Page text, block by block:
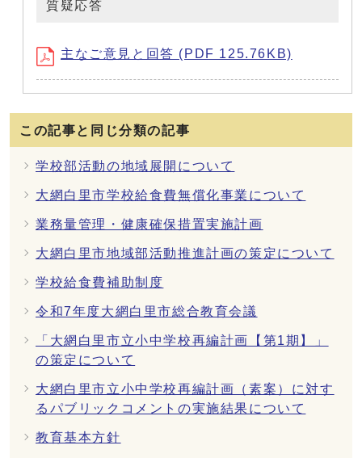
質疑応答
主なご意見と回答 (PDF 125.76KB)
この記事と同じ分類の記事
学校部活動の地域展開について
大網白里市学校給食費無償化事業について
業務量管理・健康確保措置実施計画
大網白里市地域部活動推進計画の策定について
学校給食費補助制度
令和7年度大網白里市総合教育会議
「大網白里市立小中学校再編計画【第1期】」
の策定について
大網白里市立小中学校再編計画（素案）に対す
るパブリックコメントの実施結果について
教育基本方針